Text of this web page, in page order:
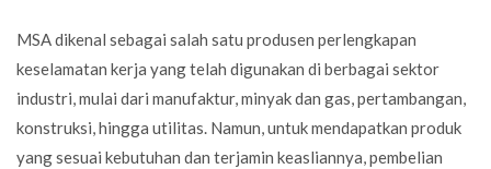
MSA dikenal sebagai salah satu produsen perlengkapan
keselamatan kerja yang telah digunakan di berbagai sektor
industri, mulai dari manufaktur, minyak dan gas, pertambangan,
konstruksi, hingga utilitas. Namun, untuk mendapatkan produk
yang sesuai kebutuhan dan terjamin keasliannya, pembelian